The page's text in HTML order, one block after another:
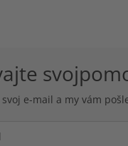
e-mail a my vám